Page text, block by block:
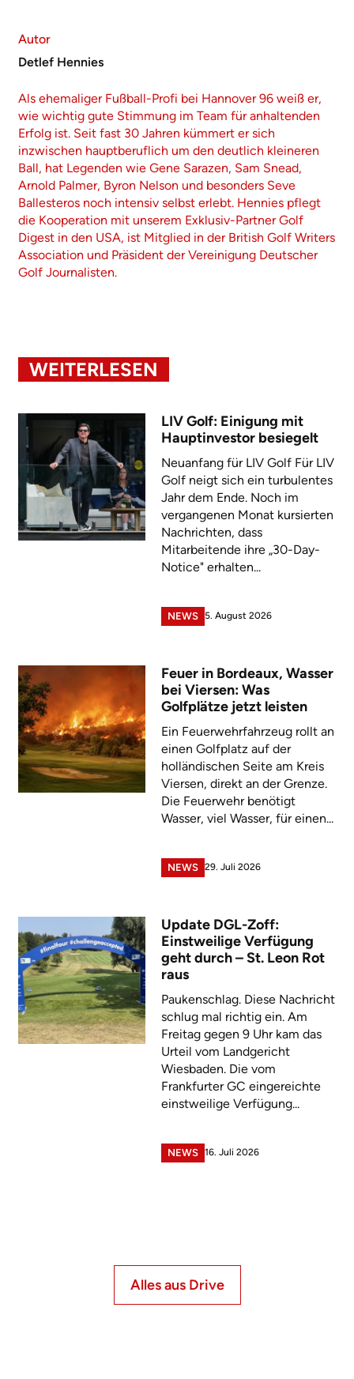
Autor
Detlef Hennies
Als ehemaliger Fußball-Profi bei Hannover 96 weiß er,
wie wichtig gute Stimmung im Team für anhaltenden
Erfolg ist. Seit fast 30 Jahren kümmert er sich
inzwischen hauptberuflich um den deutlich kleineren
Ball, hat Legenden wie Gene Sarazen, Sam Snead,
Arnold Palmer, Byron Nelson und besonders Seve
Ballesteros noch intensiv selbst erlebt. Hennies pflegt
die Kooperation mit unserem Exklusiv-Partner Golf
Digest in den USA, ist Mitglied in der British Golf Writers
Association und Präsident der Vereinigung Deutscher
Golf Journalisten.
WEITERLESEN
LIV Golf: Einigung mit
Hauptinvestor besiegelt
Neuanfang für LIV Golf Für LIV
Golf neigt sich ein turbulentes
Jahr dem Ende. Noch im
vergangenen Monat kursierten
Nachrichten, dass
Mitarbeitende ihre „30-Day-
Notice" erhalten...
NEWS 5. August 2026
Feuer in Bordeaux, Wasser
bei Viersen: Was
Golfplätze jetzt leisten
Ein Feuerwehrfahrzeug rollt an
einen Golfplatz auf der
holländischen Seite am Kreis
Viersen, direkt an der Grenze.
Die Feuerwehr benötigt
Wasser, viel Wasser, für einen...
NEWS 29. Juli 2026
Update DGL-Zoff:
Einstweilige Verfügung
geht durch – St. Leon Rot
raus
Paukenschlag. Diese Nachricht
schlug mal richtig ein. Am
Freitag gegen 9 Uhr kam das
Urteil vom Landgericht
Wiesbaden. Die vom
Frankfurter GC eingereichte
einstweilige Verfügung...
NEWS 16. Juli 2026
Alles aus Drive